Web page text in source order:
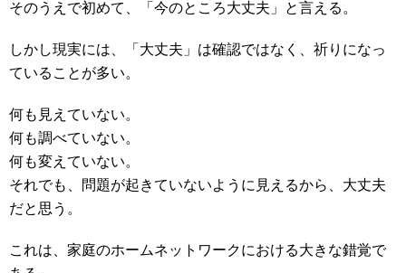
そのうえで初めて、「今のところ大丈夫」と言える。
しかし現実には、「大丈夫」は確認ではなく、祈りになっ
ていることが多い。
何も見えていない。
何も調べていない。
何も変えていない。
それでも、問題が起きていないように見えるから、大丈夫
だと思う。
これは、家庭のホームネットワークにおける大きな錯覚で